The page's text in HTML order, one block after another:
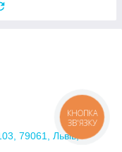
79061, Львів,
КНОПКА
ЗВ'ЯЗКУ